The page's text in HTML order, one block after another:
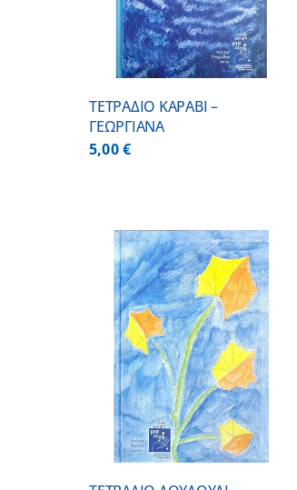
ΤΕΤΡΑΔΙΟ ΚΑΡΑΒΙ –
ΓΕΩΡΓΙΑΝΑ
5,00€
ADD TO CART /